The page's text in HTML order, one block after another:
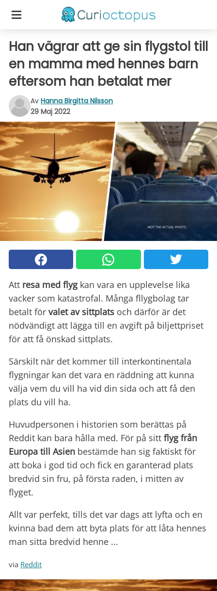
Han vägrar att ge sin flygstol till
en mamma med hennes barn
eftersom han betalat mer
Av Hanna Birgitta Nilsson
29 Maj 2022
Att resa med flygkan vara en upplevelse lika
vacker som katastrofal. Många fllygbolag tar
betalt för valet av sittplats och därför är det
nödvändigt att lägga till en avgift på biljettpriset
för att få önskad sittplats.
Särskilt när det kommer till interkontinentala
flygningar kan det vara en räddning att kunna
välja vem du vill ha vid din sida och att få den
plats du vill ha.
Huvudpersonen i historien som berättas på
Reddit kan bara hålla med. För på sitt flyg från
Europa till Asien bestämde han sig faktiskt för
att boka i god tid och fick en garanterad plats
bredvid sin fru, på första raden, i mitten av
flyget.
Allt var perfekt, tills det var dags att lyfta och en
kvinna bad dem att byta plats för att låta hennes
man sitta bredvid henne ...
via Reddit